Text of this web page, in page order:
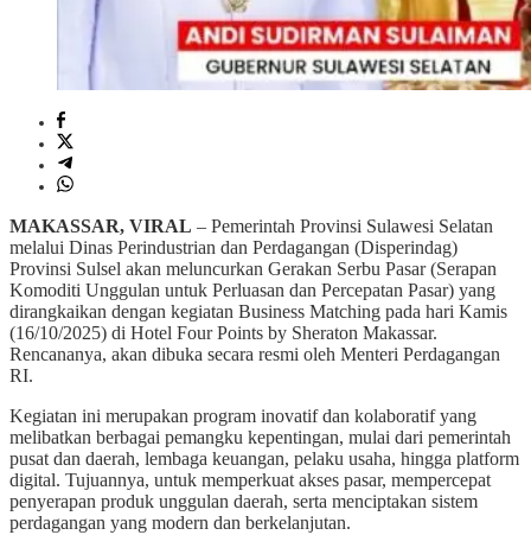
MAKASSAR, VIRAL – Pemerintah Provinsi Sulawesi Selatan
melalui Dinas Perindustrian dan Perdagangan (Disperindag)
Provinsi Sulsel akan meluncurkan Gerakan Serbu Pasar (Serapan
Komoditi Unggulan untuk Perluasan dan Percepatan Pasar) yang
dirangkaikan dengan kegiatan Business Matching pada hari Kamis
(16/10/2025) di Hotel Four Points by Sheraton Makassar.
Rencananya, akan dibuka secara resmi oleh Menteri Perdagangan
RI.
Kegiatan ini merupakan program inovatif dan kolaboratif yang
melibatkan berbagai pemangku kepentingan, mulai dari pemerintah
pusat dan daerah, lembaga keuangan, pelaku usaha, hingga platform
digital. Tujuannya, untuk memperkuat akses pasar, mempercepat
penyerapan produk unggulan daerah, serta menciptakan sistem
perdagangan yang modern dan berkelanjutan.